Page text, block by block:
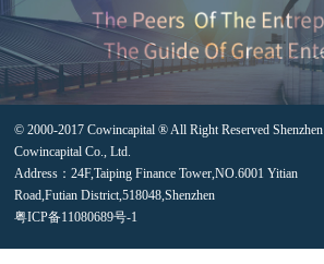
© 2000-2017 Cowincapital ® All Right Reserved Shenzhen
Cowincapital Co., Ltd.
Address：24F,Taiping Finance Tower,NO.6001 Yitian
Road,Futian District,518048,Shenzhen
粤ICP备11080689号-1